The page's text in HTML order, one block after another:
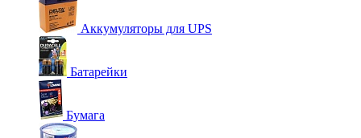
Аккумуляторы для UPS
Батарейки
Бумага